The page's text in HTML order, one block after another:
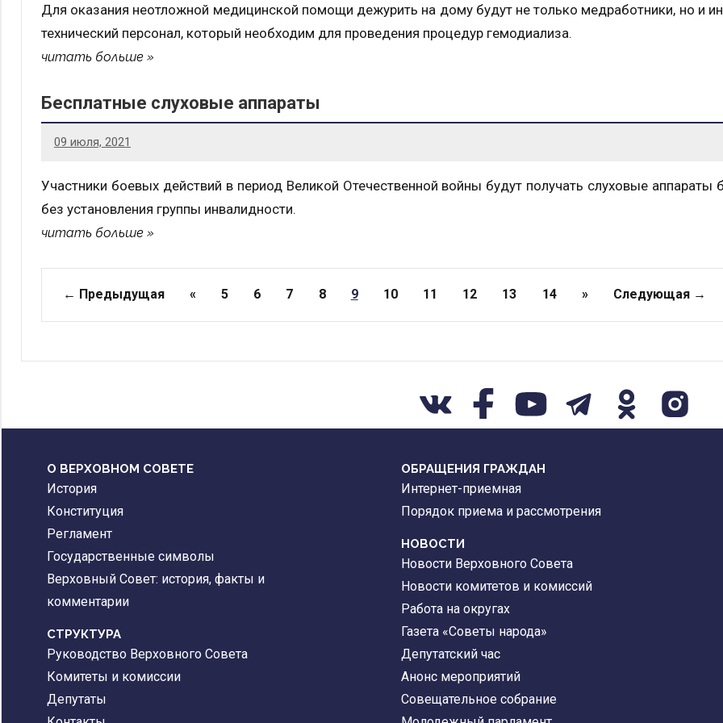
Для оказания неотложной медицинской помощи дежурить на дому будут не только медработники, но и
технический персонал, который необходим для проведения процедур гемодиализа.
читать больше
Бесплатные слуховые аппараты
09 июля, 2021
Участники боевых действий в период Великой Отечественной войны будут получать слуховые аппараты
без установления группы инвалидности.
читать больше
Страницы
← Предыдущая « 5 6 7 8 9 10 11 12 13 14 » Следующая →
О ВЕРХОВНОМ СОВЕТЕ
История
Конституция
Регламент
Государственные символы
Верховный Совет: история, факты и
комментарии
CТРУКТУРА
Руководство Верховного Совета
Комитеты и комиссии
Депутаты
ОБРАЩЕНИЯ ГРАЖДАН
Интернет-приемная
Порядок приема и рассмотрения
НОВОСТИ
Новости Верховного Совета
Новости комитетов и комиссий
Работа на округах
Газета «Советы народа»
Депутатский час
Анонс мероприятий
Совещательное собрание